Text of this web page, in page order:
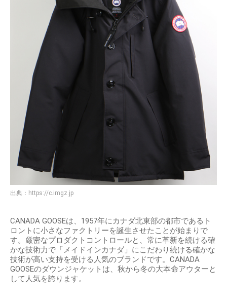
出典： https://c.imgz.jp
CANADA GOOSEは、1957年にカナダ北東部の都市であるト
ロントに小さなファクトリーを誕生させたことが始まりで
す。厳密なプロダクトコントロールと、常に革新を続ける確
かな技術力で「メイドインカナダ」にこだわり続ける確かな
技術が高い支持を受ける人気のブランドです。CANADA
GOOSEのダウンジャケットは、秋から冬の大本命アウターと
して人気を誇ります。